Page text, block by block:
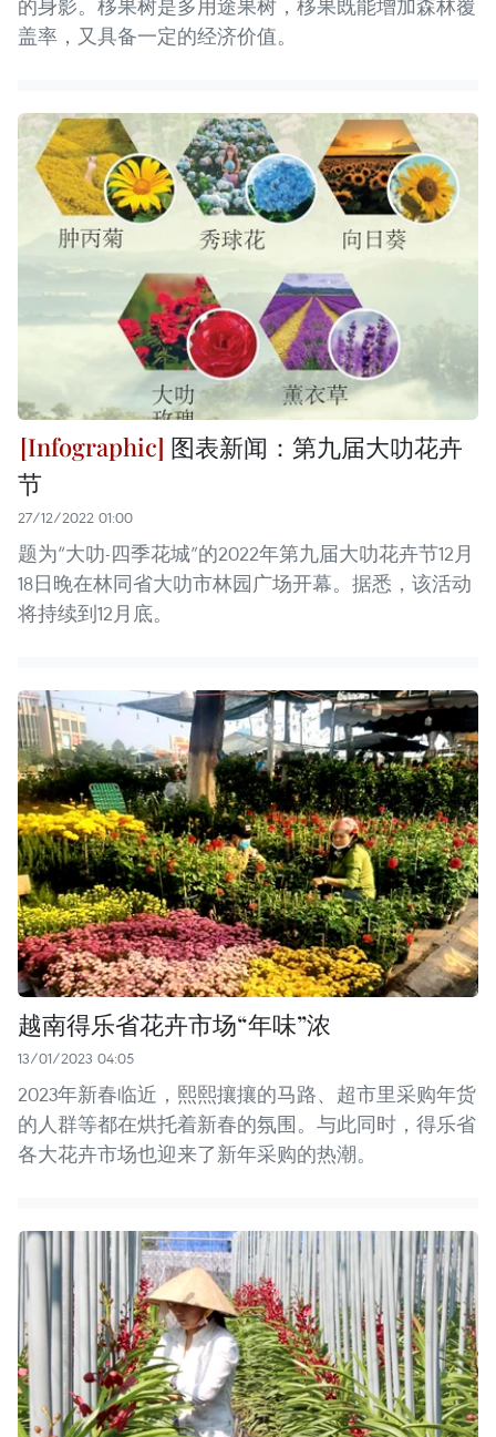
的身影。栘果树是多用途果树，栘果既能增加森林覆
盖率，又具备一定的经济价值。
图表新闻：第九届大叻花卉
节
27/12/2022 01:00
题为“大叻-四季花城”的2022年第九届大叻花卉节12月
18日晚在林同省大叻市林园广场开幕。据悉，该活动
将持续到12月底。
越南得乐省花卉市场“年味”浓
13/01/2023 04:05
2023年新春临近，熙熙攘攘的马路、超市里采购年货
的人群等都在烘托着新春的氛围。与此同时，得乐省
各大花卉市场也迎来了新年采购的热潮。